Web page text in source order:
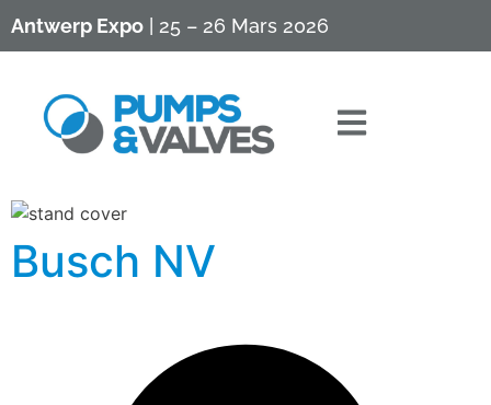
Antwerp Expo | 25 – 26 Mars 2026
Busch NV